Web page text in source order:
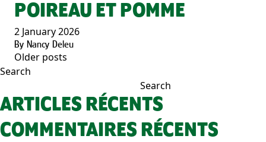
POIREAU ET POMME
2 January 2026
By Nancy Deleu
POSTS
NAVIGATION
Older posts
Search
Search
ARTICLES RÉCENTS
COMMENTAIRES RÉCENTS